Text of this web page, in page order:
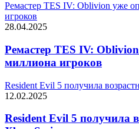
Ремастер TES IV: Oblivion уже
игроков
28.04.2025
Ремастер TES IV:
миллиона игроков
Resident Evil 5 получила
12.02.2025
Resident Evil 5 получила